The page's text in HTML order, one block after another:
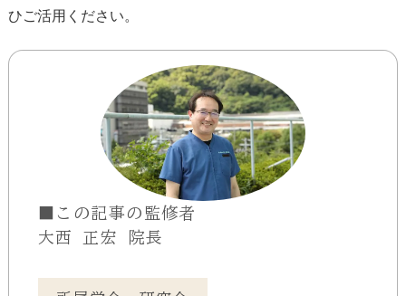
ひご活用ください。
■この記事の監修者
大西 正宏 院長